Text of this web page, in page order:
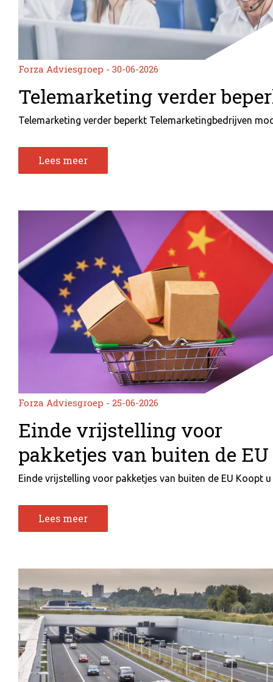
Forza Adviesgroep - 30-06-2026
Telemarketing verder
Telemarketing verder beperkt Telemarketingbedrijven
Lees meer
Forza Adviesgroep - 25-06-2026
Einde vrijstelling voor
pakketjes van buiten de EU
Einde vrijstelling voor pakketjes van buiten de EU Koopt u
Lees meer